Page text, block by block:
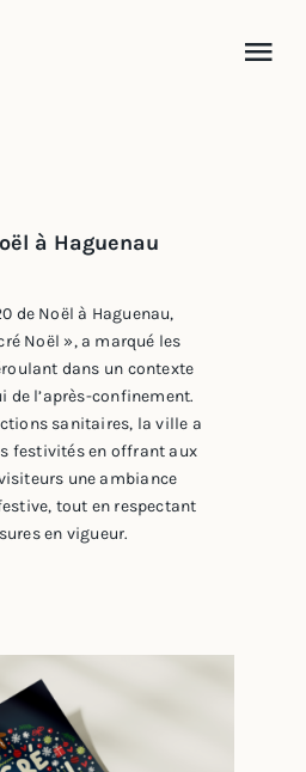
à Haguenau
de Noël à Haguenau,
Noël », a marqué les
dans un contexte
de l’après-confinement.
sanitaires, la ville a
festivités en offrant aux
une ambiance
tout en respectant
en vigueur.